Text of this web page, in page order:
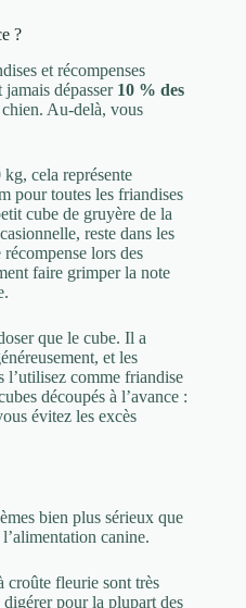
?
et récompenses
dépasser 10 % des
Au-delà, vous
cela représente
pour toutes les friandises
cube de gruyère de la
reste dans les
lors des
faire grimper la note
que le cube. Il a
et les
l’utilisez comme friandise
découpés à l’avance :
évitez les excès
bien plus sérieux que
canine.
croûte fleurie sont très
pour la plupart des